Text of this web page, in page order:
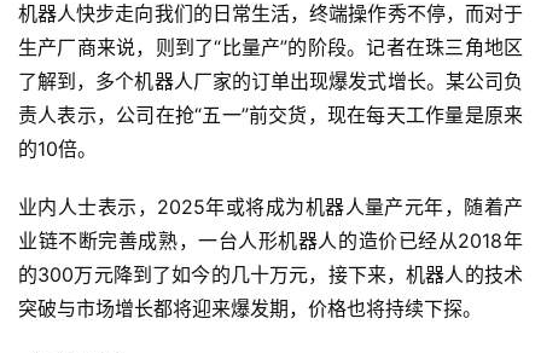
机器人快步走向我们的日常生活，终端操作秀不停，而对于
生产厂商来说，则到了“比量产”的阶段。记者在珠三角地区
了解到，多个机器人厂家的订单出现爆发式增长。某公司负
责人表示，公司在抢“五一”前交货，现在每天工作量是原来
的10倍。
业内人士表示，2025年或将成为机器人量产元年，随着产
业链不断完善成熟，一台人形机器人的造价已经从2018年
的300万元降到了如今的几十万元，接下来，机器人的技术
突破与市场增长都将迎来爆发期，价格也将持续下探。